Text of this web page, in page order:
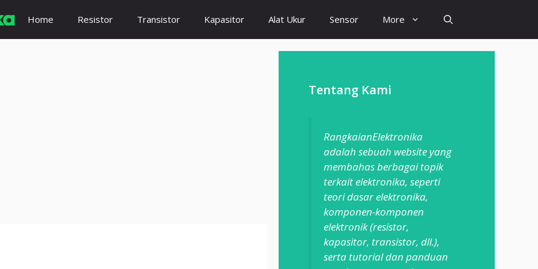
Home Resistor Transistor Kapasitor Alat Ukur Sensor More
Tentang Kami
RangkaianElektronika
adalah sebuah website yang
membahas berbagai topik
terkait elektronika, seperti
teori dasar elektronika,
komponen-komponen
elektronik (resistor,
kapasitor, transistor, dll.),
serta tutorial dan panduan